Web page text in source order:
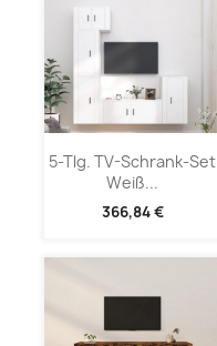
5-Tlg. TV-Schrank-Set
Weiß...
366,84 €